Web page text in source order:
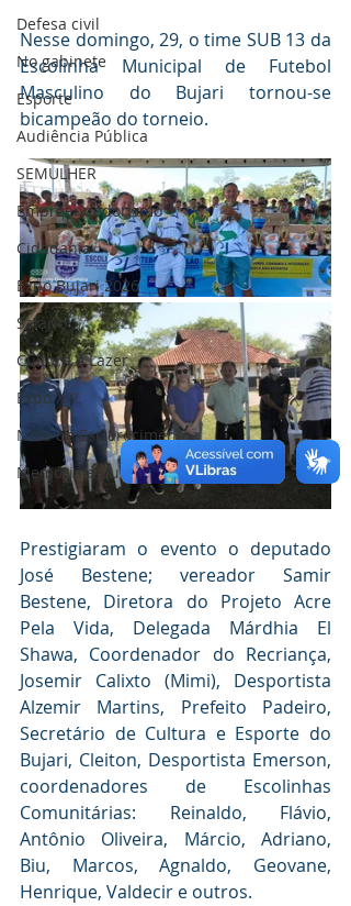
Defesa civil
No gabinete
Esporte
Audiência Pública
SEMULHER
Empreendedorismo
Cidadania
Expo Bujari 2026
Salário
Cultura e Lazer
Expo XIV
Nota de Esclarecimento
Memória e Cultura
Nesse domingo, 29, o time SUB 13 da
Escolinha Municipal de Futebol
Masculino do Bujari tornou-se
bicampeão do torneio.
Prestigiaram o evento o deputado
José Bestene; vereador Samir
Bestene, Diretora do Projeto Acre
Pela Vida, Delegada Márdhia El
Shawa, Coordenador do Recriança,
Josemir Calixto (Mimi), Desportista
Alzemir Martins, Prefeito Padeiro,
Secretário de Cultura e Esporte do
Bujari, Cleiton, Desportista Emerson,
coordenadores de Escolinhas
Comunitárias: Reinaldo, Flávio,
Antônio Oliveira, Márcio, Adriano,
Biu, Marcos, Agnaldo, Geovane,
Henrique, Valdecir e outros.